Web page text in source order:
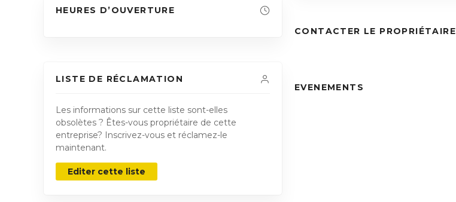
HEURES D’OUVERTURE
LISTE DE RÉCLAMATION
Les informations sur cette liste sont-elles
obsolètes ? Êtes-vous propriétaire de cette
entreprise? Inscrivez-vous et réclamez-le
maintenant.
Editer cette liste
CONTACTER LE PROPRIÉTAIRE
EVENEMENTS